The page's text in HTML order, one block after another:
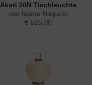
Akari 20N Tischleuchte
von Isamu Noguchi
€ 525,00